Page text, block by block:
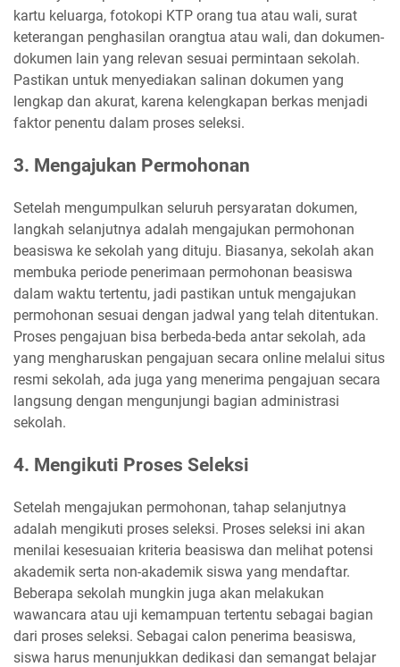
kartu keluarga, fotokopi KTP orang tua atau wali, surat
keterangan penghasilan orangtua atau wali, dan dokumen-
dokumen lain yang relevan sesuai permintaan sekolah.
Pastikan untuk menyediakan salinan dokumen yang
lengkap dan akurat, karena kelengkapan berkas menjadi
faktor penentu dalam proses seleksi.
3. Mengajukan Permohonan
Setelah mengumpulkan seluruh persyaratan dokumen,
langkah selanjutnya adalah mengajukan permohonan
beasiswa ke sekolah yang dituju. Biasanya, sekolah akan
membuka periode penerimaan permohonan beasiswa
dalam waktu tertentu, jadi pastikan untuk mengajukan
permohonan sesuai dengan jadwal yang telah ditentukan.
Proses pengajuan bisa berbeda-beda antar sekolah, ada
yang mengharuskan pengajuan secara online melalui situs
resmi sekolah, ada juga yang menerima pengajuan secara
langsung dengan mengunjungi bagian administrasi
sekolah.
4. Mengikuti Proses Seleksi
Setelah mengajukan permohonan, tahap selanjutnya
adalah mengikuti proses seleksi. Proses seleksi ini akan
menilai kesesuaian kriteria beasiswa dan melihat potensi
akademik serta non-akademik siswa yang mendaftar.
Beberapa sekolah mungkin juga akan melakukan
wawancara atau uji kemampuan tertentu sebagai bagian
dari proses seleksi. Sebagai calon penerima beasiswa,
siswa harus menunjukkan dedikasi dan semangat belajar